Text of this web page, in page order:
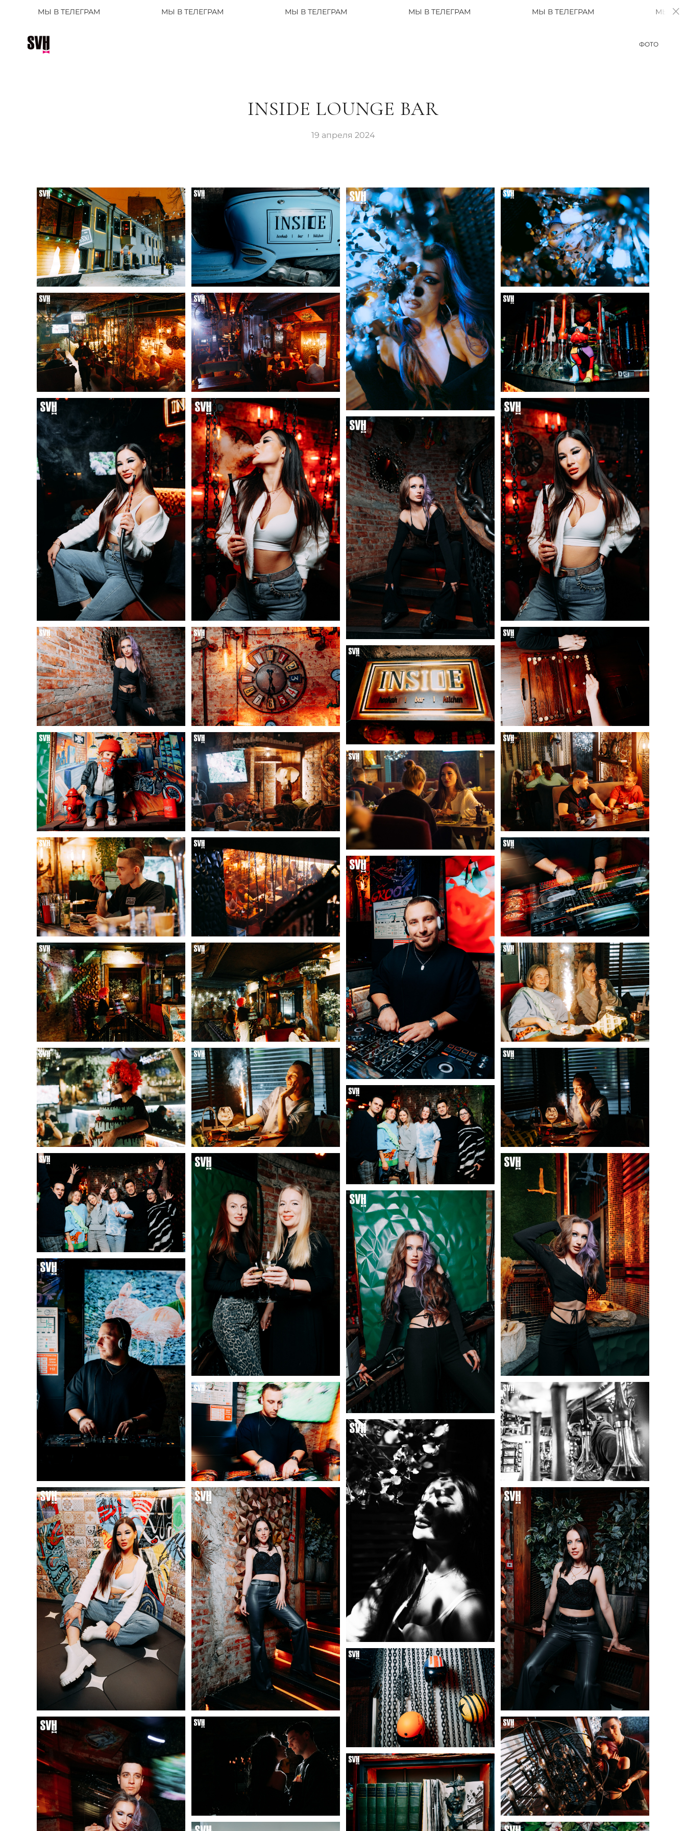
ФОТО
INSIDE LOUNGE BAR
19 апреля 2024
ТЕЛЕГРАМ МЫ В ТЕЛЕГРАМ МЫ В ТЕЛЕГРАМ МЫ В ТЕЛЕГРАМ МЫ В ТЕЛЕГРАМ МЫ В ТЕЛЕГРАМ